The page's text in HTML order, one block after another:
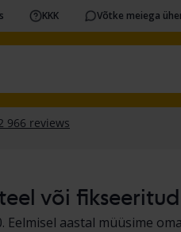
KKK Võtke meiega
või
Eelmisel aastal müüsime